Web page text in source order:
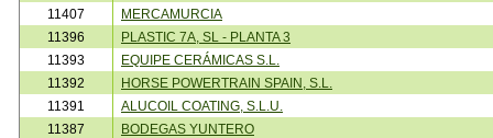
11407
MERCAMURCIA
11396
PLASTIC 7A, SL - PLANTA 3
11393
EQUIPE CERÁMICAS S.L.
11392
HORSE POWERTRAIN SPAIN, S.L.
11391
ALUCOIL COATING, S.L.U.
11387
BODEGAS YUNTERO